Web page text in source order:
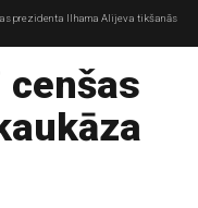
prezidenta Ilhama Alijeva tikšanās